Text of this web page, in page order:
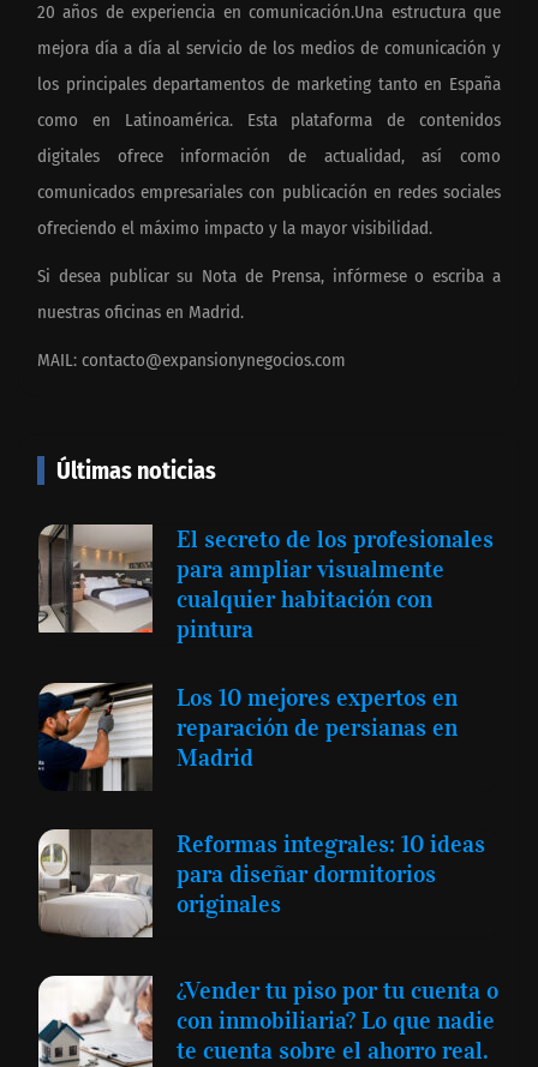
20 años de experiencia en comunicación.Una estructura que
mejora día a día al servicio de los medios de comunicación y
los principales departamentos de marketing tanto en España
como en Latinoamérica. Esta plataforma de contenidos
digitales ofrece información de actualidad, así como
comunicados empresariales con publicación en redes sociales
ofreciendo el máximo impacto y la mayor visibilidad.
Si desea publicar su Nota de Prensa, infórmese o escriba a
nuestras oficinas en Madrid.
MAIL: contacto@expansionynegocios.com
Últimas noticias
El secreto de los profesionales
para ampliar visualmente
cualquier habitación con
pintura
Los 10 mejores expertos en
reparación de persianas en
Madrid
Reformas integrales: 10 ideas
para diseñar dormitorios
originales
¿Vender tu piso por tu cuenta o
con inmobiliaria? Lo que nadie
te cuenta sobre el ahorro real.